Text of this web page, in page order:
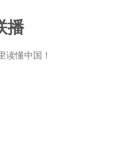
播
读懂中国！